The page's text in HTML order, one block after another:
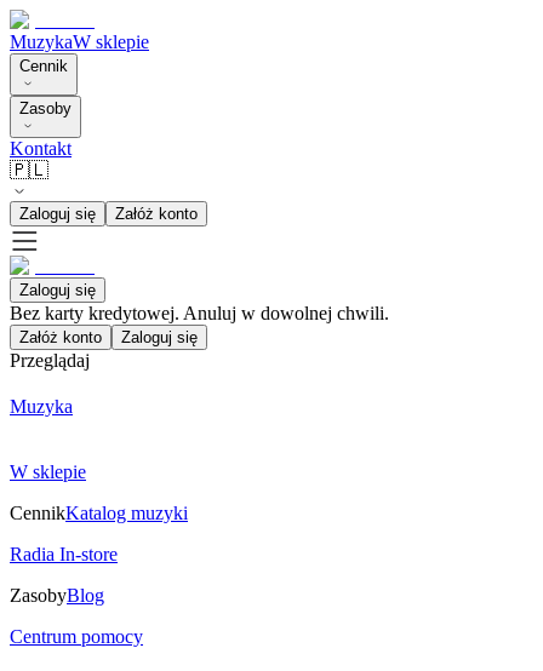
MuzykaW sklepie
Cennik
Zasoby
Kontakt
🇵🇱
Zaloguj się Załóż konto
Zaloguj się
Bez karty kredytowej. Anuluj w dowolnej chwili.
Załóż konto Zaloguj się
Przeglądaj
Muzyka
W sklepie
CennikKatalog muzyki
Radia In-store
ZasobyBlog
Centrum pomocy